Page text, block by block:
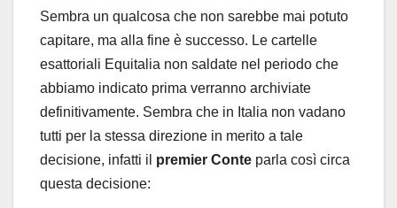
Sembra un qualcosa che non sarebbe mai potuto
capitare, ma alla fine è successo. Le cartelle
esattoriali Equitalia non saldate nel periodo che
abbiamo indicato prima verranno archiviate
definitivamente. Sembra che in Italia non vadano
tutti per la stessa direzione in merito a tale
decisione, infatti il premier Conte parla così circa
questa decisione: